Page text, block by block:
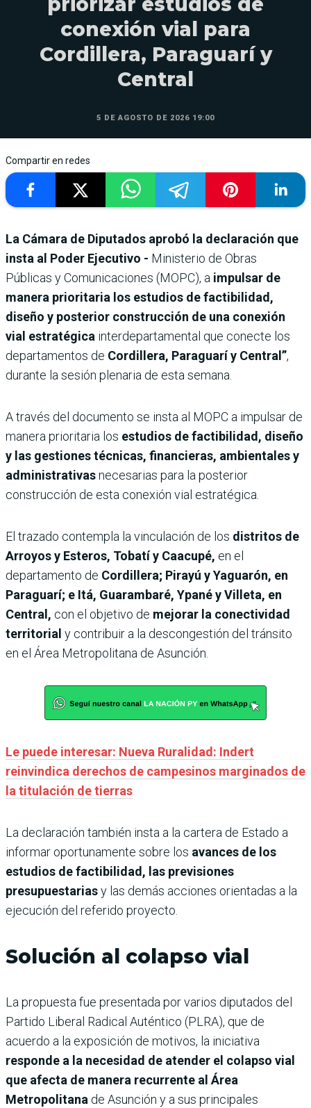
conexión vial para
Cordillera, Paraguarí y
Central
5 DE AGOSTO DE 2026 19:00
Compartir en redes
La Cámara de Diputados aprobó la declaración que
insta al Poder Ejecutivo - Ministerio de Obras
Públicas y Comunicaciones (MOPC), a impulsar de
manera prioritaria los estudios de factibilidad,
diseño y posterior construcción de una conexión
vial estratégica interdepartamental que conecte los
departamentos de Cordillera, Paraguarí y Central”,
durante la sesión plenaria de esta semana.
A través del documento se insta al MOPC a impulsar de
manera prioritaria los estudios de factibilidad, diseño
y las gestiones técnicas, financieras, ambientales y
administrativasnecesarias para la posterior
construcción de esta conexión vial estratégica.
El trazado contempla la vinculación de los distritos de
Arroyos y Esteros, Tobatí y Caacupé, en el
departamento de Cordillera; Pirayú y Yaguarón, en
Paraguarí; e Itá, Guarambaré, Ypané y Villeta, en
Central, con el objetivo de mejorar la conectividad
territorial y contribuir a la descongestión del tránsito
en el Área Metropolitana de Asunción.
Le puede interesar: Nueva Ruralidad: Indert
reinvindica derechos de campesinos marginados de
la titulación de tierras
La declaración también insta a la cartera de Estado a
informar oportunamente sobre los avances de los
estudios de factibilidad, las previsiones
presupuestariasy las demás acciones orientadas a la
ejecución del referido proyecto.
Solución al colapso vial
La propuesta fue presentada por varios diputados del
Partido Liberal Radical Auténtico (PLRA), que de
acuerdo a la exposición de motivos, la iniciativa
responde a la necesidad de atender el colapso vial
que afecta de manera recurrente al Área
Metropolitana de Asunción y a sus principales